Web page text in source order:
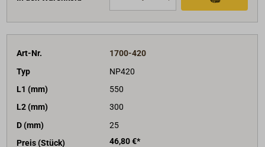
Art-Nr.
1700-420
Typ
NP420
L1 (mm)
550
L2 (mm)
300
D (mm)
25
Preis (Stück)
46,80 €*